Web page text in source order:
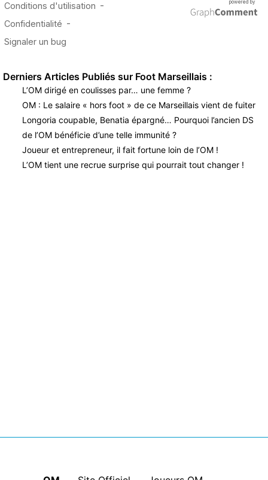
Derniers Articles Publiés sur Foot Marseillais :
L’OM dirigé en coulisses par… une femme ?
OM : Le salaire « hors foot » de ce Marseillais vient de fuiter
Longoria coupable, Benatia épargné… Pourquoi l’ancien DS
de l’OM bénéficie d’une telle immunité ?
Joueur et entrepreneur, il fait fortune loin de l’OM !
L’OM tient une recrue surprise qui pourrait tout changer !